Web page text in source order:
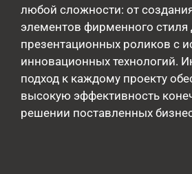
любой сложности: от
элементов фирменного
презентационных роликов с
инновационных технологий.
подход к каждому проекту
высокую эффективность
решении поставленных